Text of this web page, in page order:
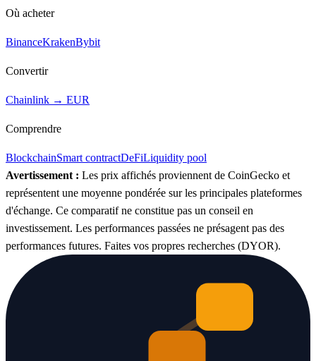
Où acheter
BinanceKrakenBybit
Convertir
Chainlink → EUR
Comprendre
BlockchainSmart contractDeFiLiquidity pool
Avertissement : Les prix affichés proviennent de CoinGecko et
représentent une moyenne pondérée sur les principales plateformes
d'échange. Ce comparatif ne constitue pas un conseil en
investissement. Les performances passées ne présagent pas des
performances futures. Faites vos propres recherches (DYOR).